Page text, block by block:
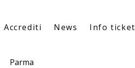
Accrediti News Info ticket
Parma